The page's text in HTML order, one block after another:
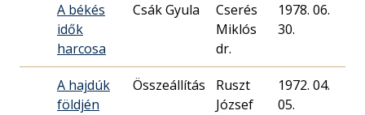
A békés
idők
harcosa
Csák Gyula
Cserés
Miklós
dr.
1978. 06.
30.
A hajdúk
földjén
Összeállítás
Ruszt
József
1972. 04.
05.